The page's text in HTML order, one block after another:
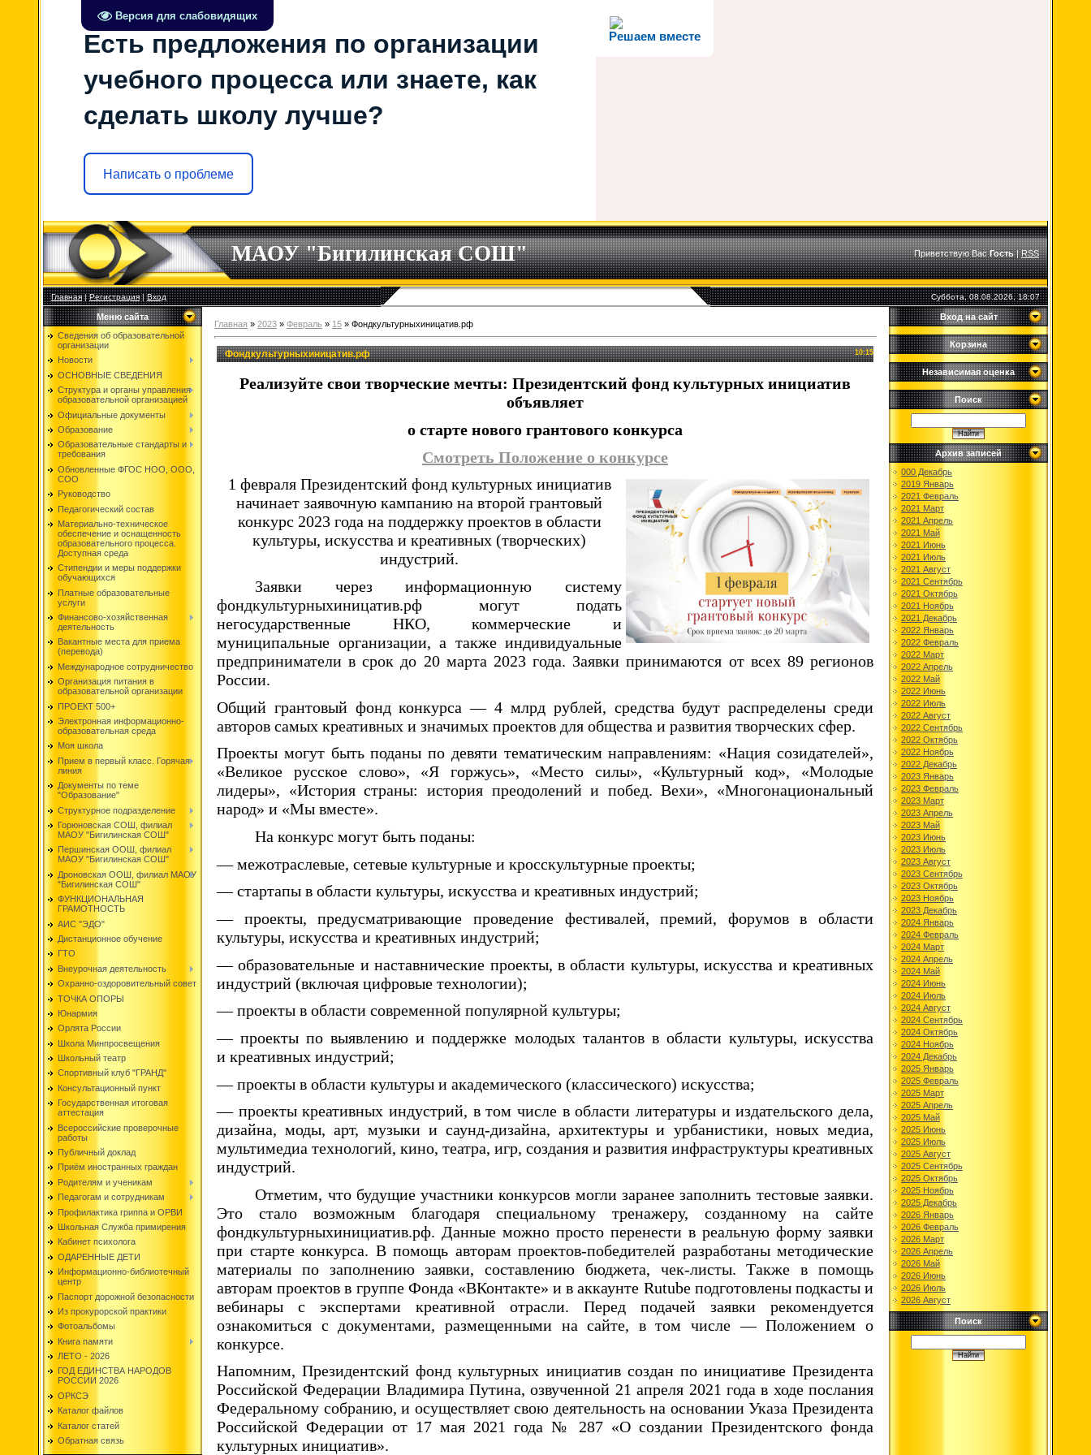
Версия для слабовидящих
Решаем вместе
Есть предложения по организации
учебного процесса или знаете, как
сделать школу лучше?
Написать о проблеме
МАОУ "Бигилинская СОШ" Приветствую Вас Гость|RSS
Главная|Регистрация|Вход Суббота, 08.08.2026, 18:07
Меню сайта
Сведения об образовательной
организации
Новости
ОСНОВНЫЕ СВЕДЕНИЯ
Структура и органы управления
образовательной организацией
Официальные документы
Образование
Образовательные стандарты и
требования
Обновленные ФГОС НОО, ООО,
СОО
Руководство
Педагогический состав
Материально-техническое
обеспечение и оснащенность
образовательного процесса.
Доступная среда
Стипендии и меры поддержки
обучающихся
Платные образовательные
услуги
Финансово-хозяйственная
деятельность
Вакантные места для приема
(перевода)
Международное сотрудничество
Организация питания в
образовательной организации
ПРОЕКТ 500+
Электронная информационно-
образовательная среда
Моя школа
Прием в первый класс. Горячая
линия
Документы по теме
"Образование"
Структурное подразделение
Горюновская СОШ, филиал
МАОУ "Бигилинская СОШ"
Першинская ООШ, филиал
МАОУ "Бигилинская СОШ"
Дроновская ООШ, филиал МАОУ
"Бигилинская СОШ"
ФУНКЦИОНАЛЬНАЯ
ГРАМОТНОСТЬ
АИС "ЭДО"
Дистанционное обучение
ГТО
Внеурочная деятельность
Охранно-оздоровительный совет
ТОЧКА ОПОРЫ
Юнармия
Орлята России
Школа Минпросвещения
Школьный театр
Спортивный клуб "ГРАНД"
Консультационный пункт
Государственная итоговая
аттестация
Всероссийские проверочные
работы
Публичный доклад
Приём иностранных граждан
Родителям и ученикам
Педагогам и сотрудникам
Профилактика гриппа и ОРВИ
Школьная Служба примирения
Кабинет психолога
ОДАРЕННЫЕ ДЕТИ
Информационно-библиотечный
центр
Паспорт дорожной безопасности
Из прокурорской практики
Фотоальбомы
Книга памяти
ЛЕТО - 2026
ГОД ЕДИНСТВА НАРОДОВ
РОССИИ 2026
ОРКСЭ
Каталог файлов
Каталог статей
Обратная связь
Главная » 2023 » Февраль » 15 » Фондкультурныхиницатив.рф
10:15
Фондкультурныхиницатив.рф
Реализуйте свои творческие мечты: Президентский фонд культурных инициатив
объявляет
о старте нового грантового конкурса
Смотреть Положение о конкурсе
1 февраля Президентский фонд культурных инициатив
начинает заявочную кампанию на второй грантовый
конкурс 2023 года на поддержку проектов в области
культуры, искусства и креативных (творческих)
индустрий.
Заявки через информационную систему
фондкультурныхиницатив.рф могут подать
негосударственные НКО, коммерческие и
муниципальные организации, а также индивидуальные
предприниматели в срок до 20 марта 2023 года. Заявки принимаются от всех 89 регионов
России.
Общий грантовый фонд конкурса — 4 млрд рублей, средства будут распределены среди
авторов самых креативных и значимых проектов для общества и развития творческих сфер.
Проекты могут быть поданы по девяти тематическим направлениям: «Нация созидателей»,
«Великое русское слово», «Я горжусь», «Место силы», «Культурный код», «Молодые
лидеры», «История страны: история преодолений и побед. Вехи», «Многонациональный
народ» и «Мы вместе».
На конкурс могут быть поданы:
— межотраслевые, сетевые культурные и кросскультурные проекты;
— стартапы в области культуры, искусства и креативных индустрий;
— проекты, предусматривающие проведение фестивалей, премий, форумов в области
культуры, искусства и креативных индустрий;
— образовательные и наставнические проекты, в области культуры, искусства и креативных
индустрий (включая цифровые технологии);
— проекты в области современной популярной культуры;
— проекты по выявлению и поддержке молодых талантов в области культуры, искусства
и креативных индустрий;
— проекты в области культуры и академического (классического) искусства;
— проекты креативных индустрий, в том числе в области литературы и издательского дела,
дизайна, моды, арт, музыки и саунд-дизайна, архитектуры и урбанистики, новых медиа,
мультимедиа технологий, кино, театра, игр, создания и развития инфраструктуры креативных
индустрий.
Отметим, что будущие участники конкурсов могли заранее заполнить тестовые заявки.
Это стало возможным благодаря специальному тренажеру, созданному на сайте
фондкультурныхинициатив.рф. Данные можно просто перенести в реальную форму заявки
при старте конкурса. В помощь авторам проектов-победителей разработаны методические
материалы по заполнению заявки, составлению бюджета, чек-листы. Также в помощь
авторам проектов в группе Фонда «ВКонтакте» и в аккаунте Rutubeподготовлены подкасты и
вебинары с экспертами креативной отрасли. Перед подачей заявки рекомендуется
ознакомиться с документами, размещенными на сайте, в том числе — Положением о
конкурсе.
Напомним, Президентский фонд культурных инициатив создан по инициативе Президента
Российской Федерации Владимира Путина, озвученной 21 апреля 2021 года в ходе послания
Федеральному собранию, и осуществляет свою деятельность на основании Указа Президента
Российской Федерации от 17 мая 2021 года № 287 «О создании Президентского фонда
культурных инициатив».
Вход на сайт
Корзина
Независимая оценка
Поиск
Архив записей
000 Декабрь
2019 Январь
2021 Февраль
2021 Март
2021 Апрель
2021 Май
2021 Июнь
2021 Июль
2021 Август
2021 Сентябрь
2021 Октябрь
2021 Ноябрь
2021 Декабрь
2022 Январь
2022 Февраль
2022 Март
2022 Апрель
2022 Май
2022 Июнь
2022 Июль
2022 Август
2022 Сентябрь
2022 Октябрь
2022 Ноябрь
2022 Декабрь
2023 Январь
2023 Февраль
2023 Март
2023 Апрель
2023 Май
2023 Июнь
2023 Июль
2023 Август
2023 Сентябрь
2023 Октябрь
2023 Ноябрь
2023 Декабрь
2024 Январь
2024 Февраль
2024 Март
2024 Апрель
2024 Май
2024 Июнь
2024 Июль
2024 Август
2024 Сентябрь
2024 Октябрь
2024 Ноябрь
2024 Декабрь
2025 Январь
2025 Февраль
2025 Март
2025 Апрель
2025 Май
2025 Июнь
2025 Июль
2025 Август
2025 Сентябрь
2025 Октябрь
2025 Ноябрь
2025 Декабрь
2026 Январь
2026 Февраль
2026 Март
2026 Апрель
2026 Май
2026 Июнь
2026 Июль
2026 Август
Поиск